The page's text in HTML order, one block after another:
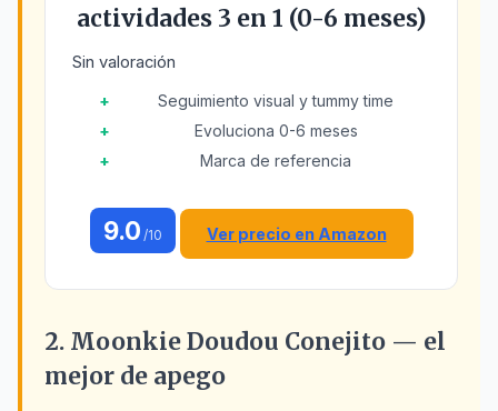
actividades 3 en 1 (0-6 meses)
Sin valoración
Seguimiento visual y tummy time
Evoluciona 0-6 meses
Marca de referencia
9.0 /10 Ver precio en Amazon
2. Moonkie Doudou Conejito — el
mejor de apego